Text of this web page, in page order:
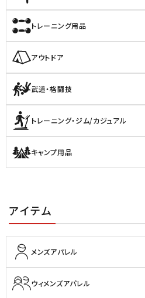
トレーニング用品
アウトドア
武道・格闘技
トレーニング・ジム/カジュアル
キャンプ用品
アイテム
メンズアパレル
ウィメンズアパレル